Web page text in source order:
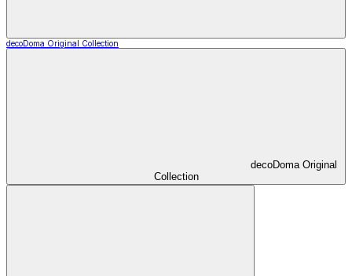
decoDoma Original Collection
decoDoma Original
Collection